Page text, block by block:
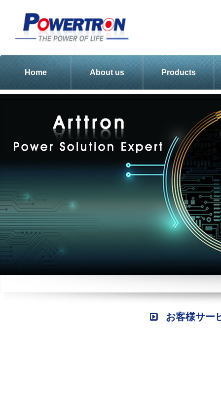
Home About us Products
お客様サー